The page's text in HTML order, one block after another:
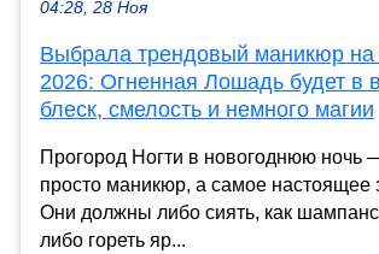
04:28, 28 Ноя
Выбрала трендовый маникюр
2026: Огненная Лошадь будет в
блеск, смелость и немного магии
Прогород Ногти в новогоднюю ночь
просто маникюр, а самое настоящее
Они должны либо сиять, как
либо гореть яр...